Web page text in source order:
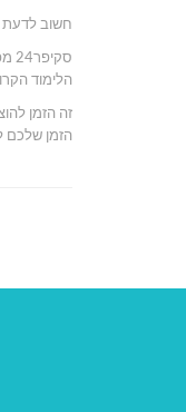
חשוב לדעת
הלימוד
הזמן שלכם